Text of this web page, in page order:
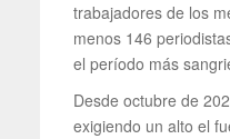
trabajadores de los
menos 146
el período más
Desde octubre de
exigiendo un alto el